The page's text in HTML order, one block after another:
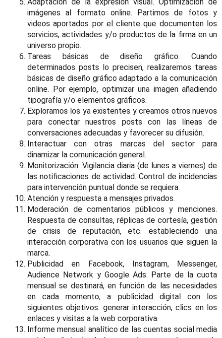
imágenes al formato online. Partimos de fotos y
videos aportados por el cliente que documenten los
servicios, actividades y/o productos de la firma en un
universo propio.
Tareas básicas de diseño gráfico. Cuando
determinados posts lo precisen, realizaremos tareas
básicas de diseño gráfico adaptado a la comunicación
online. Por ejemplo, optimizar una imagen añadiendo
tipografía y/o elementos gráficos.
Exploramos los ya existentes y creamos otros nuevos
para conectar nuestros posts con las líneas de
conversaciones adecuadas y favorecer su difusión.
Interactuar con otras marcas del sector para
dinamizar la comunicación general.
Monitorización. Vigilancia diaria (de lunes a viernes) de
las notificaciones de actividad. Control de incidencias
para intervención puntual donde se requiera.
Atención y respuesta a mensajes privados.
Moderación de comentarios públicos y menciones.
Respuesta de consultas, réplicas de cortesía, gestión
de crisis de reputación, etc. estableciendo una
interacción corporativa con los usuarios que siguen la
marca.
Publicidad en Facebook, Instagram, Messenger,
Audience Network y Google Ads. Parte de la cuota
mensual se destinará, en función de las necesidades
en cada momento, a publicidad digital con los
siguientes objetivos: generar interacción, clics en los
enlaces y visitas a la web corporativa.
Informe mensual analítico de las cuentas social media